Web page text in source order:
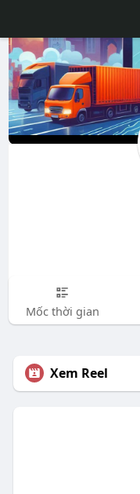
Mốc thời gian
Xem Reel